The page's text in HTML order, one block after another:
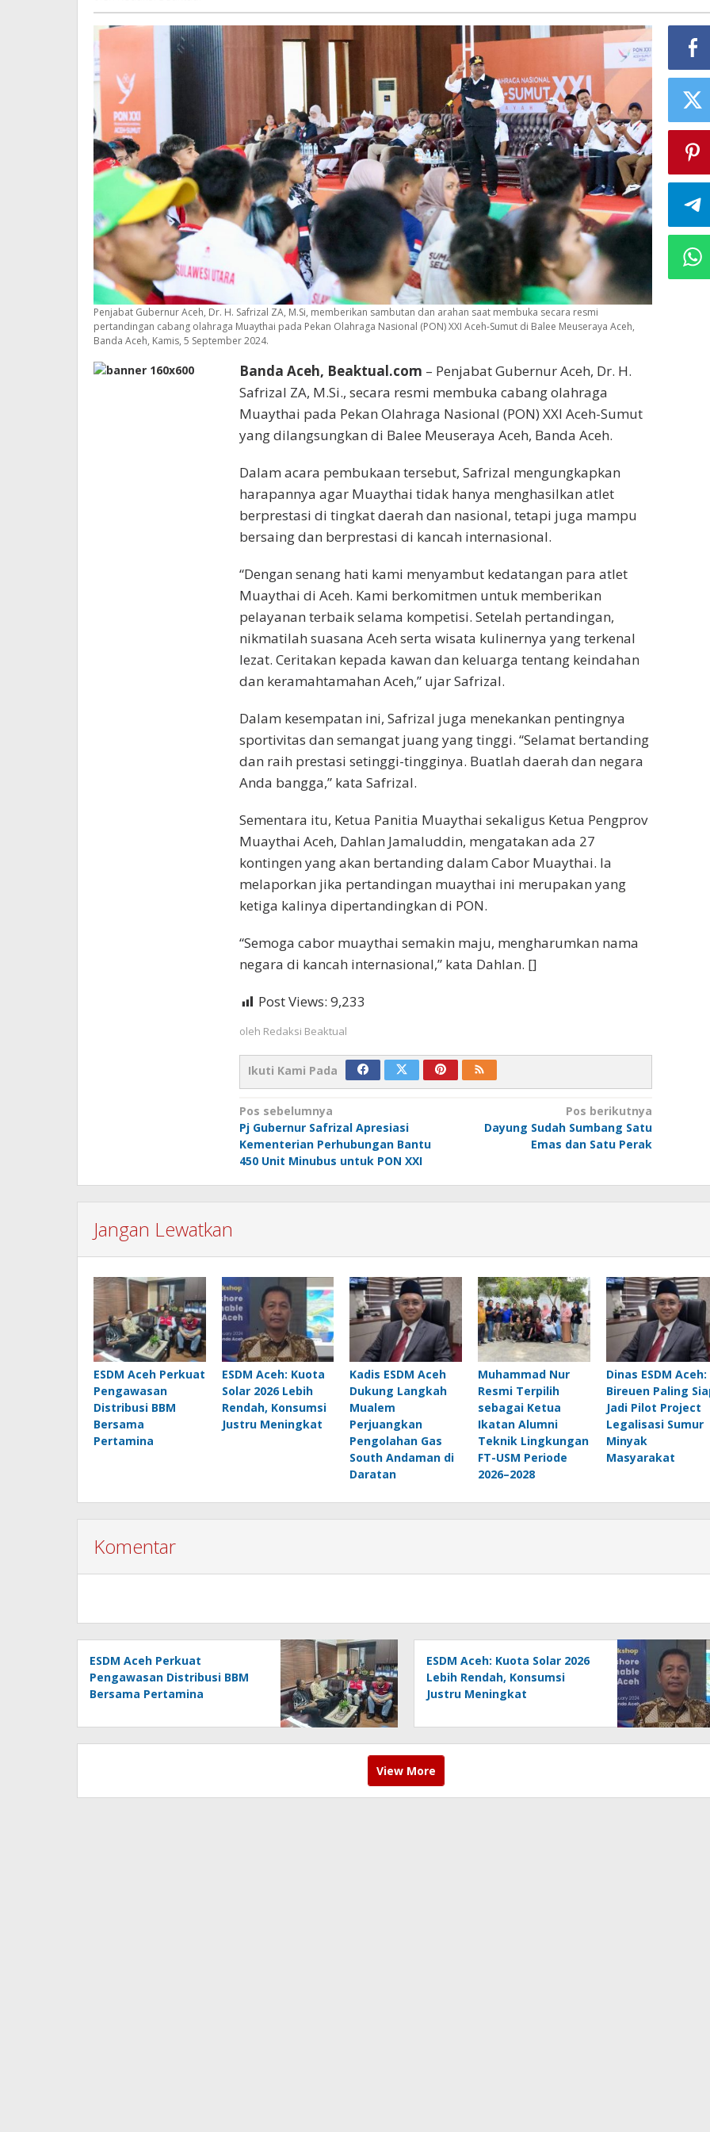
Penjabat Gubernur Aceh, Dr. H. Safrizal ZA, M.Si, memberikan sambutan dan arahan saat membuka secara resmi
pertandingan cabang olahraga Muaythai pada Pekan Olahraga Nasional (PON) XXI Aceh-Sumut di Balee Meuseraya Aceh,
Banda Aceh, Kamis, 5 September 2024.
Banda Aceh, Beaktual.com – Penjabat Gubernur Aceh, Dr. H.
Safrizal ZA, M.Si., secara resmi membuka cabang olahraga
Muaythai pada Pekan Olahraga Nasional (PON) XXI Aceh-Sumut
yang dilangsungkan di Balee Meuseraya Aceh, Banda Aceh.
Dalam acara pembukaan tersebut, Safrizal mengungkapkan
harapannya agar Muaythai tidak hanya menghasilkan atlet
berprestasi di tingkat daerah dan nasional, tetapi juga mampu
bersaing dan berprestasi di kancah internasional.
“Dengan senang hati kami menyambut kedatangan para atlet
Muaythai di Aceh. Kami berkomitmen untuk memberikan
pelayanan terbaik selama kompetisi. Setelah pertandingan,
nikmatilah suasana Aceh serta wisata kulinernya yang terkenal
lezat. Ceritakan kepada kawan dan keluarga tentang keindahan
dan keramahtamahan Aceh,” ujar Safrizal.
Dalam kesempatan ini, Safrizal juga menekankan pentingnya
sportivitas dan semangat juang yang tinggi. “Selamat bertanding
dan raih prestasi setinggi-tingginya. Buatlah daerah dan negara
Anda bangga,” kata Safrizal.
Sementara itu, Ketua Panitia Muaythai sekaligus Ketua Pengprov
Muaythai Aceh, Dahlan Jamaluddin, mengatakan ada 27
kontingen yang akan bertanding dalam Cabor Muaythai. Ia
melaporkan jika pertandingan muaythai ini merupakan yang
ketiga kalinya dipertandingkan di PON.
“Semoga cabor muaythai semakin maju, mengharumkan nama
negara di kancah internasional,” kata Dahlan. []
Post Views: 9,233
oleh Redaksi Beaktual
Ikuti Kami Pada
Navigasi
pos
Pos sebelumnya
Pj Gubernur Safrizal Apresiasi
Kementerian Perhubungan Bantu
450 Unit Minubus untuk PON XXI
Pos berikutnya
Dayung Sudah Sumbang Satu
Emas dan Satu Perak
Jangan Lewatkan
ESDM Aceh Perkuat
Pengawasan
Distribusi BBM
Bersama
Pertamina
ESDM Aceh: Kuota
Solar 2026 Lebih
Rendah, Konsumsi
Justru Meningkat
Kadis ESDM Aceh
Dukung Langkah
Mualem
Perjuangkan
Pengolahan Gas
South Andaman di
Daratan
Muhammad Nur
Resmi Terpilih
sebagai Ketua
Ikatan Alumni
Teknik Lingkungan
FT-USM Periode
2026–2028
Dinas ESDM Aceh:
Bireuen Paling
Jadi Pilot Project
Legalisasi Sumur
Minyak
Masyarakat
Komentar
ESDM Aceh Perkuat
Pengawasan Distribusi BBM
Bersama Pertamina
ESDM Aceh: Kuota Solar 2026
Lebih Rendah, Konsumsi
Justru Meningkat
View More